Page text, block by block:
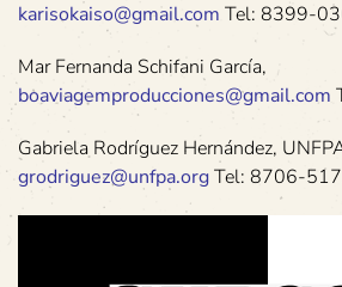
karisokaiso@gmail.com Tel: 8399-
Mar Fernanda Schifani García,
boaviagemproducciones@gmail.com
Gabriela Rodríguez Hernández,
grodriguez@unfpa.orgTel: 8706-